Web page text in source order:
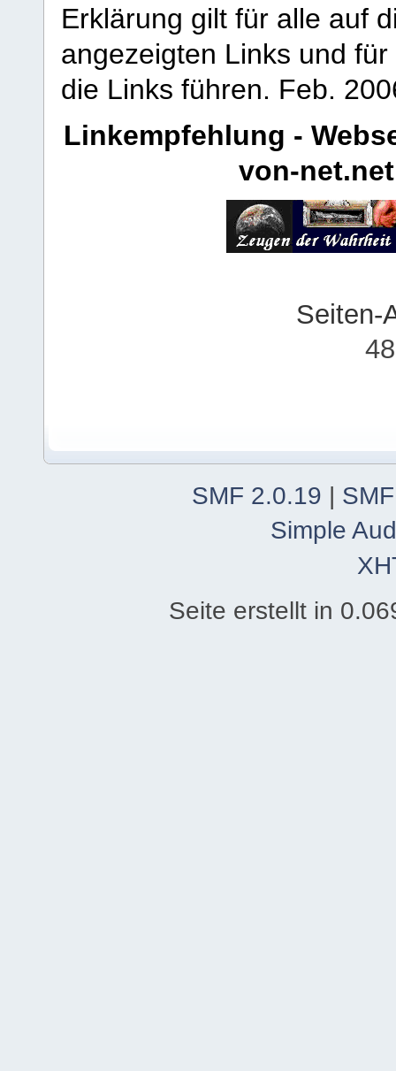
Erklärung gilt für alle auf
angezeigten Links und
die Links führen. Feb.
Linkempfehlung -
von-net.net
Seiten-
SMF 2.0.19
Simple
Seite erstellt in